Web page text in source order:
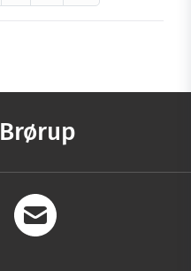
Brørup